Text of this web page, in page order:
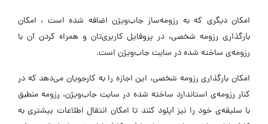
امکان دیگری که به رزومه‌ساز جاب‌ویژن اضافه شده است ، امکان
بارگذاری رزومه شخصی، در پروفایل کاربری‌تان و همراه کردن آن با
رزومه‌ی ساخته شده در سایت جاب‌ویژن است.
امکان بارگذاری رزومه شخصی، این اجازه را به کارجویان می‌دهد که در
کنار رزومه‌ی استاندارد ساخته شده در سایت جاب‌ویژن، رزومه منطبق
با سلیقه‌ی خود را نیز آپلود کنند تا امکان انتقال اطلاعات بیشتری به